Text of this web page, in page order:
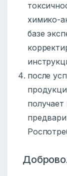
химико-
базе
после